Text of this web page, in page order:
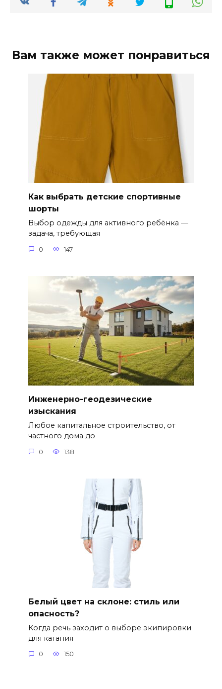
Вам также может понравиться
Как выбрать детские спортивные
шорты
Выбор одежды для активного ребёнка —
задача, требующая
0 147
Инженерно-геодезические
изыскания
Любое капитальное строительство, от
частного дома до
0 138
Белый цвет на склоне: стиль или
опасность?
Когда речь заходит о выборе экипировки
для катания
0 150